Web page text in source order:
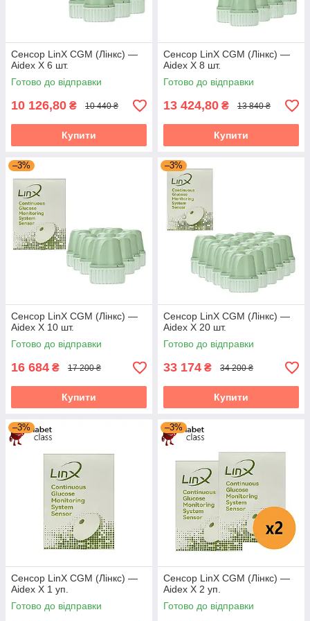
Безперервний моніторинг: Сенсор LinX CGM
постійно відстежує рівень глюкози в крові,
своєчасної реакції на зміни.
2
Тривалий термін служби: Сенсор LinX CGM
працює до 15 днів, що значно зменшує потребу у
частих замінах і підвищує зручність
3
його використання і знижує вимоги до
4
Зручність і комфорт носіння: Пристрій легко
фіксується на животі або зовнішній стороні плеча,
і зона застосування не обмежується — навіть
коли ви постійно в русі.
Купити сенсори LinX (Aidex X) за
низькою ціною в Україні
У компанії «Діабет Клас» ви можете придбати LinX
Сенсор LinX CGM (Лінкс) —
Aidex X 6 шт.
Готово до відправки
10 126,80 ₴ 10 440 ₴
Купити
Сенсор LinX CGM (Лінкс) —
Aidex X 8 шт.
Готово до відправки
13 424,80 ₴ 13 840 ₴
Купити
–3%
Сенсор LinX CGM (Лінкс) —
Aidex X 10 шт.
Готово до відправки
16 684 ₴ 17 200 ₴
Купити
–3%
Сенсор LinX CGM (Лінкс) —
Aidex X 20 шт.
Готово до відправки
33 174 ₴ 34 200 ₴
Купити
–3%
Сенсор LinX CGM (Лінкс) —
Aidex X 1 уп.
Готово до відправки
–3%
Сенсор LinX CGM (Лінкс) —
Aidex X 2 уп.
Готово до відправки